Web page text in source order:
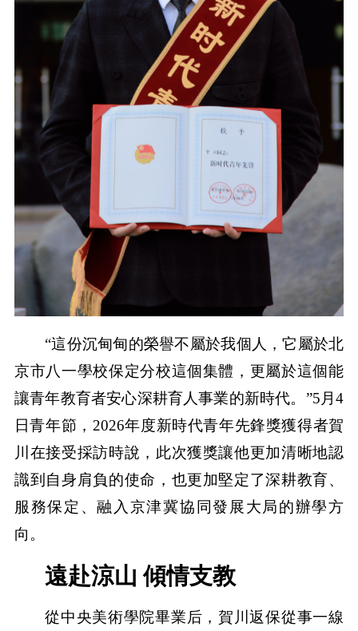
“這份沉甸甸的榮譽不屬於我個人，它屬於北
京市八一學校保定分校這個集體，更屬於這個能
讓青年教育者安心深耕育人事業的新時代。”5月4
日青年節，2026年度新時代青年先鋒獎獲得者賀
川在接受採訪時說，此次獲獎讓他更加清晰地認
識到自身肩負的使命，也更加堅定了深耕教育、
服務保定、融入京津冀協同發展大局的辦學方
向。
遠赴涼山 傾情支教
從中央美術學院畢業后，賀川返保從事一線